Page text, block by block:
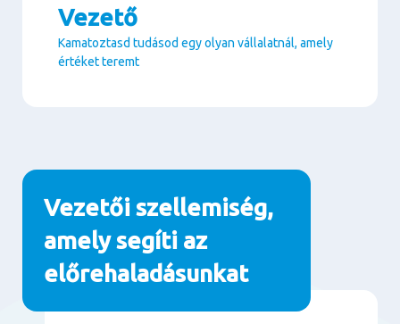
Vezető
Kamatoztasd tudásod egy olyan vállalatnál, amely
értéket teremt
Paragraphs
Vezetői szellemiség,
amely segíti az
előrehaladásunkat